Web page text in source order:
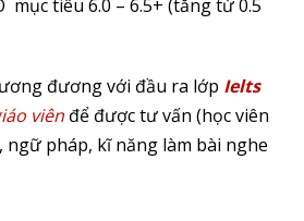
mục tiêu 6.0 – 6.5+ (tăng từ 0.5
đương với đầu ra lớp Ielts
viên để được tư vấn (học viên
pháp, kĩ năng làm bài nghe